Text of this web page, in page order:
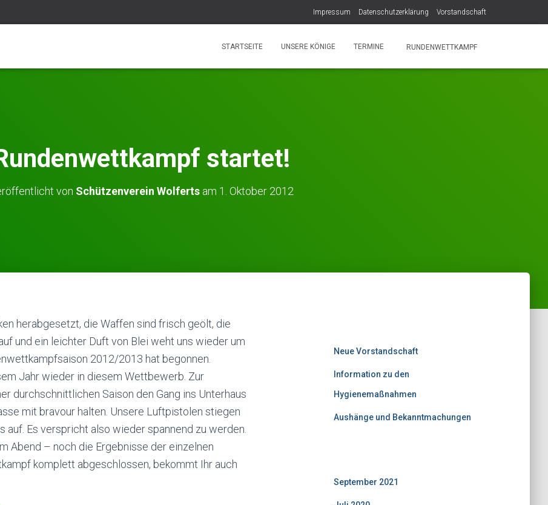
Impressum Datenschutzerklärung Vorstandschaft
STARTSEITE UNSERE KÖNIGE TERMINE RUNDENWETTKAMPF
startet!
von Schützenverein Wolfertsam 1. Oktober 2012
herabgesetzt, die Waffen sind frisch geölt, die
und ein leichter Duft von Blei weht uns wieder um
2012/2013 hat begonnen.
Jahr wieder in diesem Wettbewerb. Zur
durchschnittlichen Saison den Gang ins Unterhaus
mit bravour halten. Unsere Luftpistolen stiegen
Es verspricht also wieder spannend zu werden.
Abend – noch die Ergebnisse der einzelnen
komplett abgeschlossen, bekommt Ihr auch
Neue Vorstandschaft
Information zu den
Hygienemaßnahmen
Aushänge und Bekanntmachungen
September 2021